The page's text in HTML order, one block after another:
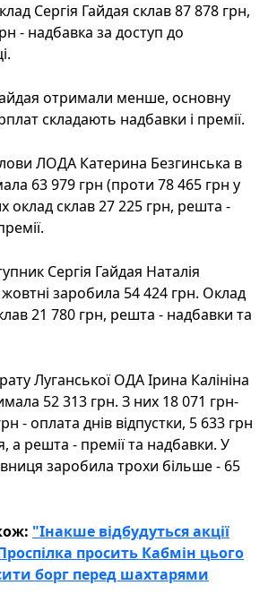
Сергія Гайдая склав 87 878 грн,
- надбавка за доступ до
отримали менше, основну
складають надбавки і премії.
ЛОДА Катерина Безгинська в
63 979 грн (проти 78 465 грн у
оклад склав 27 225 грн, решта -
Сергія Гайдая Наталія
заробила 54 424 грн. Оклад
21 780 грн, решта - надбавки та
Луганської ОДА Ірина Калініна
52 313 грн. З них 18 071 грн-
- оплата днів відпустки, 5 633 грн
а решта - премії та надбавки. У
заробила трохи більше - 65
"Iнакше відбудуться акції
просить Кабмін цього
борг перед шахтарями